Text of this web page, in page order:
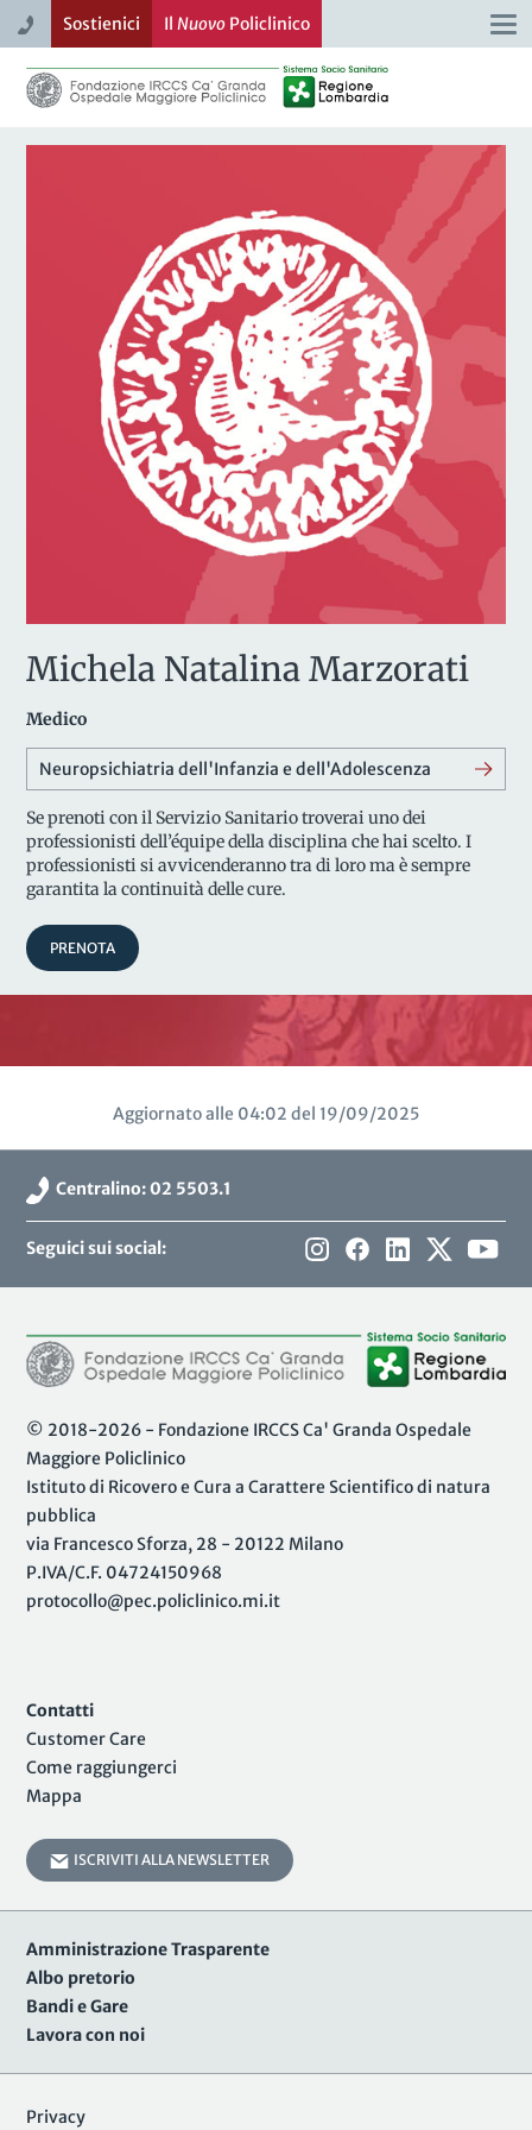
Sostienici Il NuovoPoliclinico
Michela Natalina Marzorati
Medico
Neuropsichiatria dell'Infanzia e dell'Adolescenza
Se prenoti con il Servizio Sanitario troverai uno dei
professionisti dell’équipe della disciplina che hai scelto. I
professionisti si avvicenderanno tra di loro ma è sempre
garantita la continuità delle cure.
PRENOTA
Aggiornato alle 04:02 del 19/09/2025
Centralino: 02 5503.1
Seguici sui social:
© 2018-2026 - Fondazione IRCCS Ca' Granda Ospedale
Maggiore Policlinico
Istituto di Ricovero e Cura a Carattere Scientifico di natura
pubblica
via Francesco Sforza, 28 - 20122 Milano
P.IVA/C.F. 04724150968
protocollo@pec.policlinico.mi.it
Contatti
Customer Care
Come raggiungerci
Mappa
ISCRIVITI ALLA NEWSLETTER
Amministrazione Trasparente
Albo pretorio
Bandi e Gare
Lavora con noi
Privacy